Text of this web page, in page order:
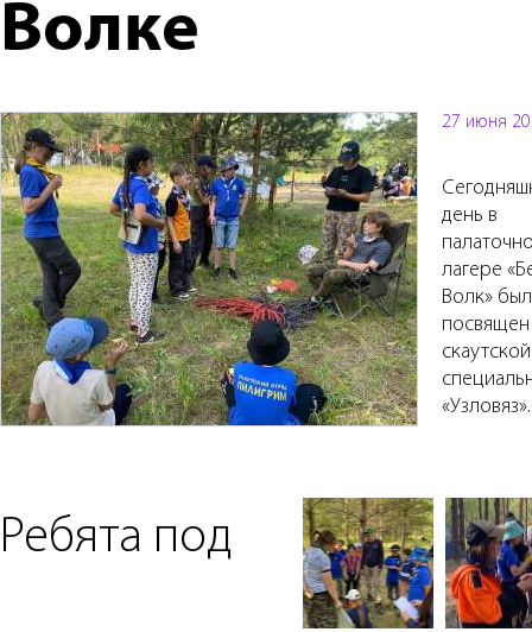
Волке
27 июня
день в
лагере
Волк» был
посвящен
скаутской
«Узловяз».
Ребята под